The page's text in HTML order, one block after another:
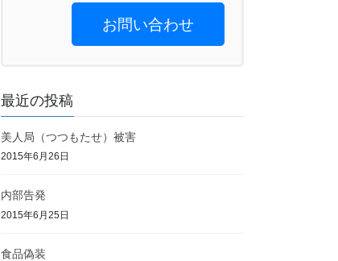
お問い合わせ
最近の投稿
美人局（つつもたせ）被害
2015年6月26日
内部告発
2015年6月25日
食品偽装